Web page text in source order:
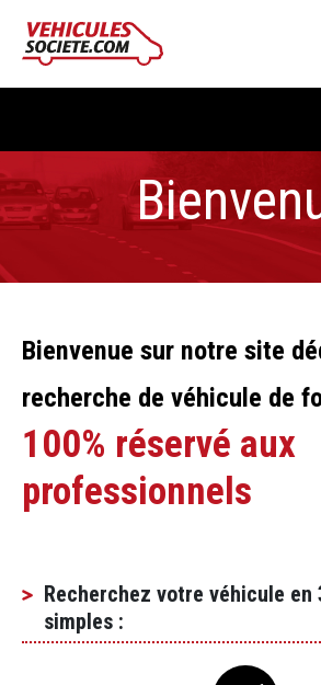
Accueil
Votre recherche
Bienvenue sur notre site
recherche de véhicule de
100% réservé aux
professionnels
Recherchez votre véhicule en
simples :